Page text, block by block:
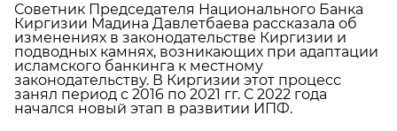
Советник Председателя Национального Банка
Киргизии Мадина Давлетбаева рассказала об
изменениях в законодательстве Киргизии и
подводных камнях, возникающих при адаптации
исламского банкинга к местному
законодательству. В Киргизии этот процесс
занял период с 2016 по 2021 гг. С 2022 года
начался новый этап в развитии ИПФ.